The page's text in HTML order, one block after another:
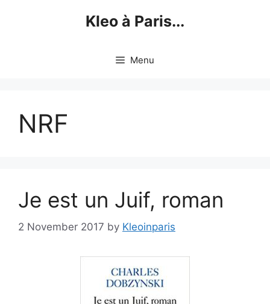
Kleo à Paris...
Menu
NRF
Je est un Juif, roman
2 November 2017 by Kleoinparis